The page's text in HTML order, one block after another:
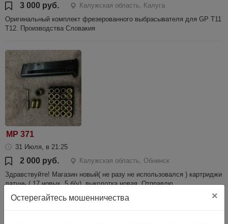
3 000 руб.
Калужская область, Калуга
Оригинальный комплект фрезерованного выбрасывателя для GP T11
T12. Производства Словакия
МР 371
31 Июля, в 21:25
2 000 руб.
Калужская область, Обнинск
Здравствуйте! Магазин новый( не разу не использовался ) картриджи
латунь ( 17 новых, 5 б/у), выколотка новая. Отправлю.
Остерегайтесь мошенничества ×